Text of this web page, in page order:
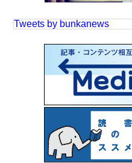
Tweets by bunkanews